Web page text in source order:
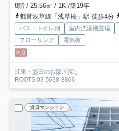
8階 / 25.56㎡ / 1K /築19年
都営浅草線「浅草橋」駅 徒歩4分
バス・トイレ別 室内洗濯機置場
フローリング
電気有
礼0
江東・墨田のお部屋探し
ROOTS 03-5638-8866
賃貸マンション